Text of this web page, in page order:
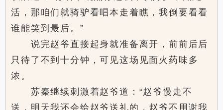
活，那咱们就骑驴看唱本走着瞧，我倒要看看
谁能笑到最后。”
说完赵爷直接起身就准备离开，前前后后
只待了不到十分钟，可见这场见面火药味多
浓。
苏秦继续刺激着赵爷道：“赵爷慢走不
送，明天我还会给赵爷送礼的，赵爷不用谢我